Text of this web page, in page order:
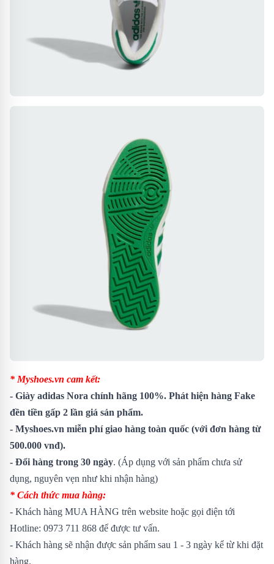
* Myshoes.vn cam kết:
- Giày adidas Nora chính hãng 100%. Phát hiện hàng Fake
đền tiền gấp 2 lần giá sản phẩm.
- Myshoes.vn miễn phí giao hàng toàn quốc (với đơn hàng từ
500.000 vnđ).
- Đổi hàng trong 30 ngày. (Áp dụng với sản phẩm chưa sử
dụng, nguyên vẹn như khi nhận hàng)
* Cách thức mua hàng:
- Khách hàng MUA HÀNG trên website hoặc gọi điện tới
Hotline: 0973 711 868 để được tư vấn.
- Khách hàng sẽ nhận được sản phẩm sau 1 - 3 ngày kể từ khi đặt
hàng.